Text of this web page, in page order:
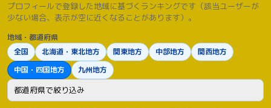
プロフィールで登録した地域に基づくランキングです（該当ユーザーが
少ない場合、表示が空に近くなることがあります）。
地域・都道府県
全国
北海道・東北地方 関東地方 中部地方
関西地方
中国・四国地方
九州地方
都道府県